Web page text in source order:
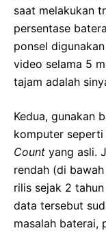
saat melakukan
persentase
ponsel
video selama 5
tajam adalah
Kedua, gunakan
komputer seperti
Count yang asli.
rendah (di
rilis sejak 2
data tersebut
masalah baterai,